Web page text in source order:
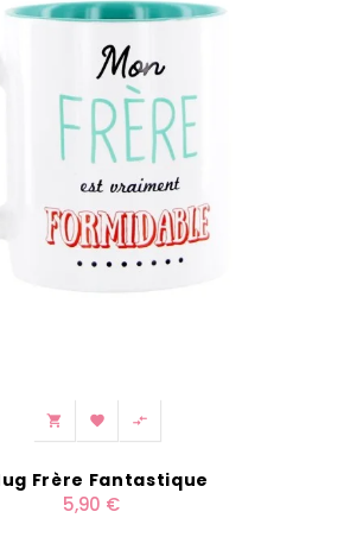
  
Frère Fantastique
5,90 €